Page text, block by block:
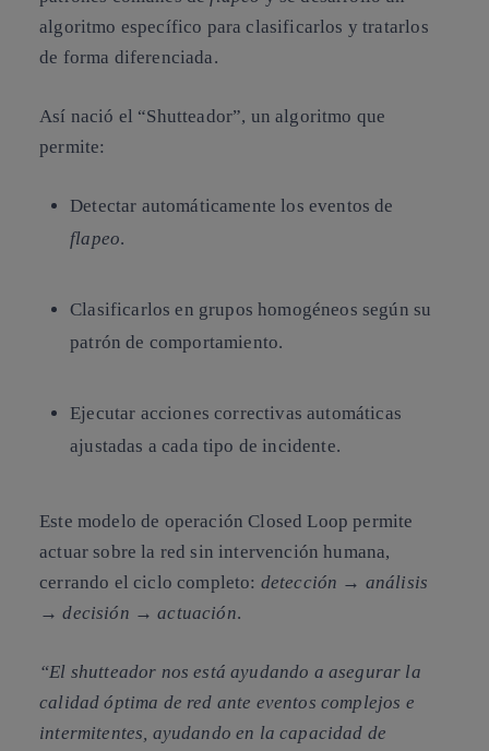
algoritmo específico para clasificarlos y tratarlos
de forma diferenciada.
Así nació el “Shutteador”, un algoritmo que
permite:
Detectar automáticamente los eventos de
flapeo.
Clasificarlos en grupos homogéneos según su
patrón de comportamiento.
Ejecutar acciones correctivas automáticas
ajustadas a cada tipo de incidente.
Este modelo de operación Closed Loop permite
actuar sobre la red sin intervención humana,
cerrando el ciclo completo: detección → análisis
→ decisión → actuación.
“El shutteador nos está ayudando a asegurar la
calidad óptima de red ante eventos complejos e
intermitentes, ayudando en la capacidad de